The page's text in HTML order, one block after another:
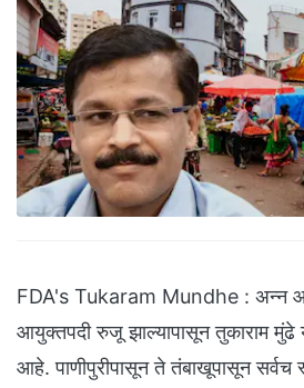
FDA's Tukaram Mundhe : अन्न
आयुक्तपदी रुजू झाल्यापासून तुकाराम
आहे. पाणीपुरीपासून ते तंबाखूपासून सर्वच